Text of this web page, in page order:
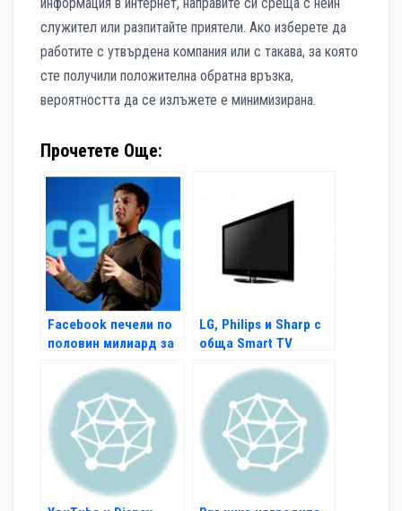
служител или разпитайте приятели. Ако изберете да
работите с утвърдена компания или с такава, за която
сте получили положителна обратна връзка,
вероятността да се излъжете е минимизирана.
Прочетете Още:
Facebook печели по
половин милиард за
LG, Philips и Sharp с
обща Smart TV